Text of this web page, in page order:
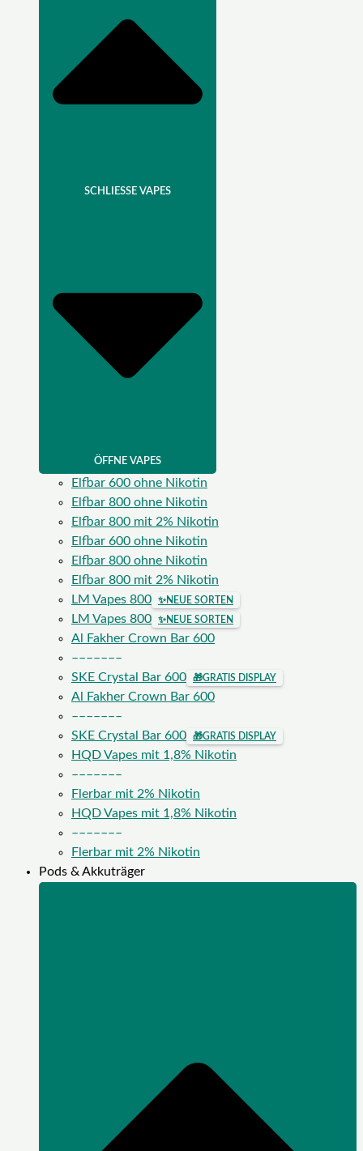
SCHLIESSE VAPES
ÖFFNE VAPES
Elfbar 600 ohne Nikotin
Elfbar 800 ohne Nikotin
Elfbar 800 mit 2% Nikotin
Elfbar 600 ohne Nikotin
Elfbar 800 ohne Nikotin
Elfbar 800 mit 2% Nikotin
LM Vapes 800
✨NEUE SORTEN
LM Vapes 800 ✨NEUE SORTEN
Al Fakher Crown Bar 600
–––––––
SKE Crystal Bar 600
🎁GRATIS DISPLAY
Al Fakher Crown Bar 600
–––––––
SKE Crystal Bar 600
🎁GRATIS DISPLAY
HQD Vapes mit 1,8% Nikotin
–––––––
Flerbar mit 2% Nikotin
HQD Vapes mit 1,8% Nikotin
–––––––
Flerbar mit 2% Nikotin
Pods & Akkuträger